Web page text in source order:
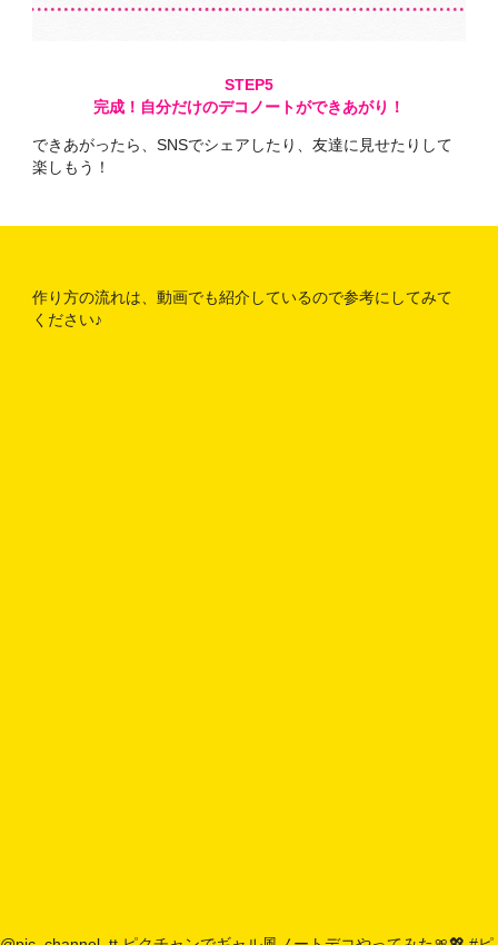
完成！ 自分だけのデコノートができあがり！
できあがったら、SNSでシェアしたり、 友達に見せたりして
楽しもう！
作り方の流れは、動画でも紹介しているので参考にしてみて
ください♪